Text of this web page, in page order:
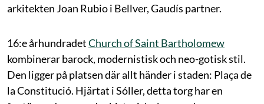
arkitekten Joan Rubio i Bellver, Gaudís partner.
16:e århundradetChurch of Saint Bartholomew
kombinerar barock, modernistisk och neo-gotisk stil.
Den ligger på platsen där allt händer i staden: Plaça de
la Constitució. Hjärtat i Sóller, detta torg har en